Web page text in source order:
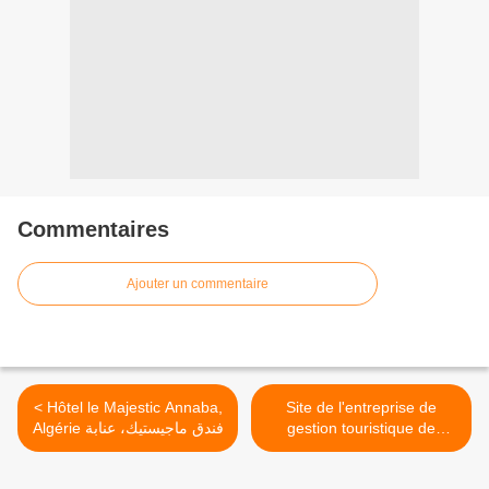
Commentaires
Ajouter un commentaire
< Hôtel le Majestic Annaba,
Algérie فندق ماجيستيك، عنابة
Site de l'entreprise de
gestion touristique de
Annaba, EGTA >